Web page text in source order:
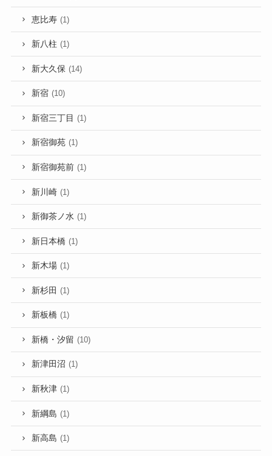
恵比寿 (1)
新八柱 (1)
新大久保 (14)
新宿 (10)
新宿三丁目 (1)
新宿御苑 (1)
新宿御苑前 (1)
新川崎 (1)
新御茶ノ水 (1)
新日本橋 (1)
新木場 (1)
新杉田 (1)
新板橋 (1)
新橋・汐留 (10)
新津田沼 (1)
新秋津 (1)
新綱島 (1)
新高島 (1)